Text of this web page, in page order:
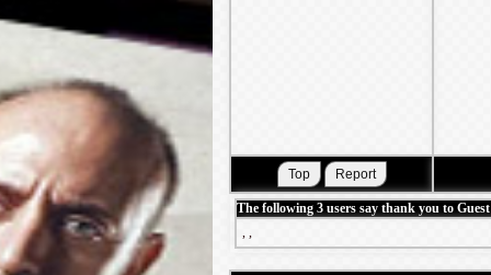
The following 3 users say thank you to
, ,